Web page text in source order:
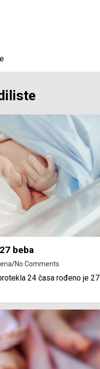
beba
No Comments
24 časa rođeno je 27